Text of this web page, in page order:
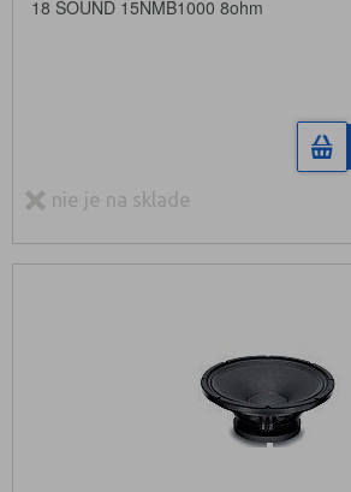
18 SOUND 15NMB1000 8ohm
nie je na sklade